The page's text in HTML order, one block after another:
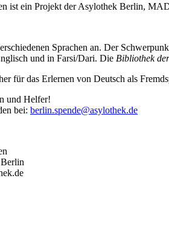
ist ein Projekt der Asylothek Berlin,
Sprachen an. Der
und in Farsi/Dari. Die Bibliothek
für das Erlernen von Deutsch als
und Helfer!
bei: berlin.spende@asylothek.de